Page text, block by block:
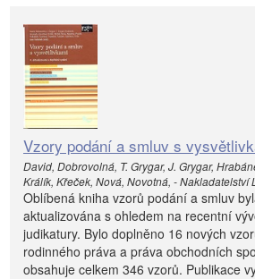
Vzory podání a smluv s
David, Dobrovolná, T. Grygar, J. Grygar,
Králík, Křeček, Nová, Novotná, - Nakladatelství
Oblíbená kniha vzorů podání a smluv
aktualizována s ohledem na recentní
judikatury. Bylo doplněno 16 nových
rodinného práva a práva obchodních
obsahuje celkem 346 vzorů. Publikace